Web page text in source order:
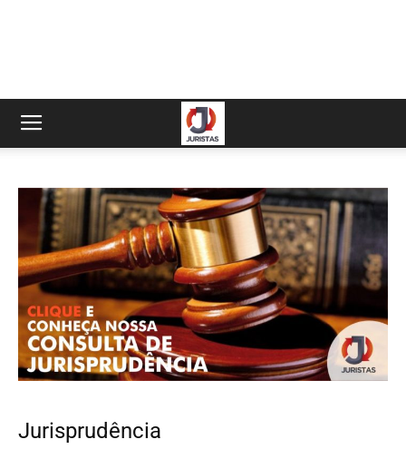
Jurisprudência